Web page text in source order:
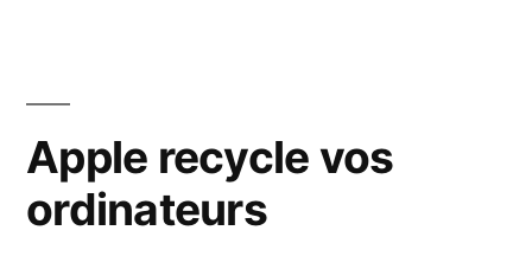
Apple recycle vos
ordinateurs